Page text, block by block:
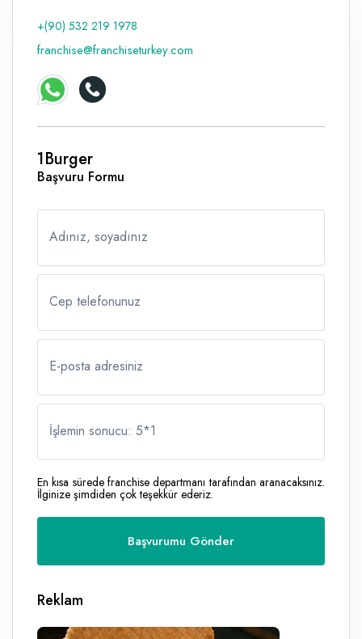
+(90) 532 219 1978
franchise@franchiseturkey.com
1Burger
Başvuru Formu
Adınız, soyadınız
Cep telefonunuz
E-posta adresiniz
İşlemin sonucu: 5*1
En kısa sürede franchise departmanı tarafından aranacaksınız.
İlginize şimdiden çok teşekkür ederiz.
Reklam